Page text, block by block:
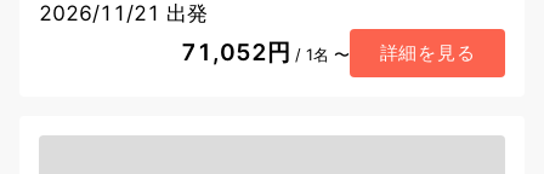
2026/11/21 出発
71,052円 / 1名 〜 詳細を見る